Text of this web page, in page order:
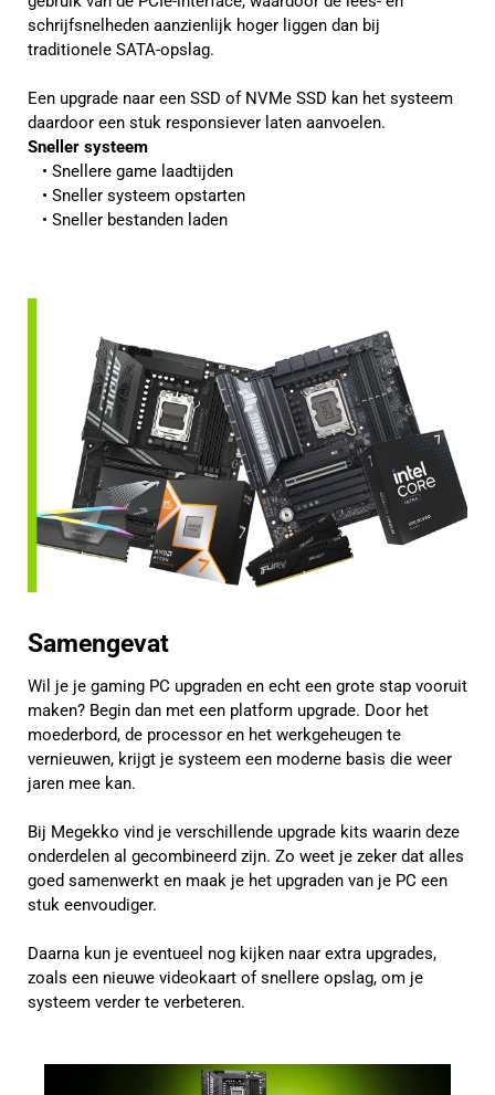
schrijfsnelheden aanzienlijk hoger liggen dan bij
traditionele SATA-opslag.
Een upgrade naar een SSD of NVMe SSD kan het systeem
daardoor een stuk responsiever laten aanvoelen.
Sneller systeem
Snellere game laadtijden
Sneller systeem opstarten
Sneller bestanden laden
Samengevat
Wil je je gaming PC upgraden en echt een grote stap vooruit
maken? Begin dan met een platform upgrade. Door het
moederbord, de processor en het werkgeheugen te
vernieuwen, krijgt je systeem een moderne basis die weer
jaren mee kan.
Bij Megekko vind je verschillende upgrade kits waarin deze
onderdelen al gecombineerd zijn. Zo weet je zeker dat alles
goed samenwerkt en maak je het upgraden van je PC een
stuk eenvoudiger.
Daarna kun je eventueel nog kijken naar extra upgrades,
zoals een nieuwe videokaart of snellere opslag, om je
systeem verder te verbeteren.